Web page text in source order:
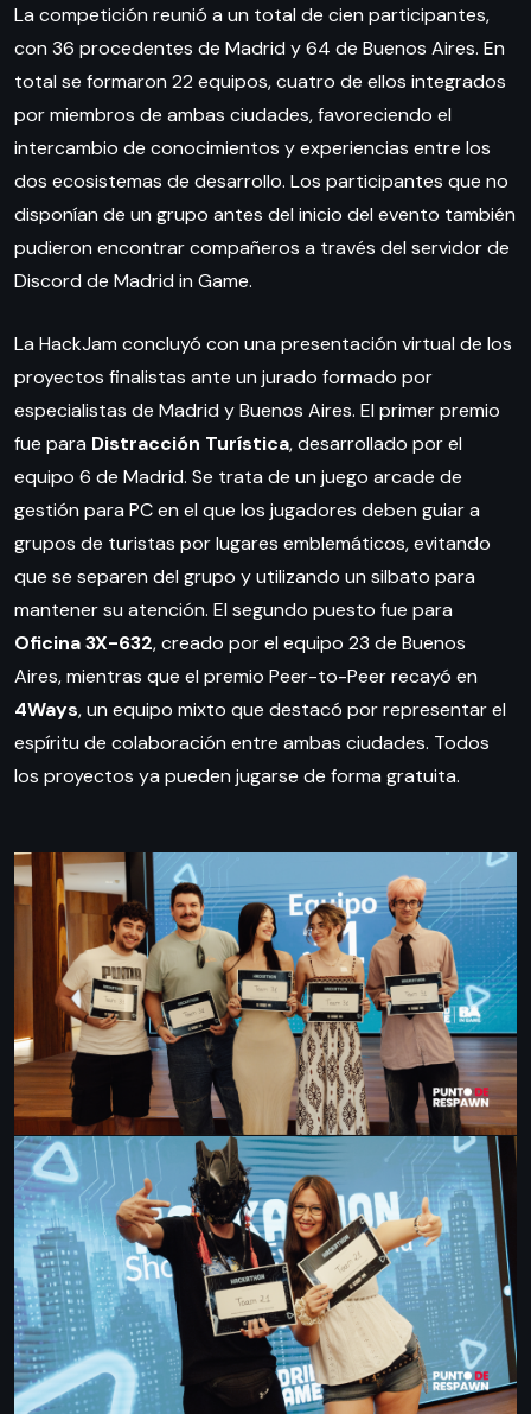
La competición reunió a un total de cien participantes,
con 36 procedentes de Madrid y 64 de Buenos Aires. En
total se formaron 22 equipos, cuatro de ellos integrados
por miembros de ambas ciudades, favoreciendo el
intercambio de conocimientos y experiencias entre los
dos ecosistemas de desarrollo. Los participantes que no
disponían de un grupo antes del inicio del evento también
pudieron encontrar compañeros a través del servidor de
Discord de Madrid in Game.
La HackJam concluyó con una presentación virtual de los
proyectos finalistas ante un jurado formado por
especialistas de Madrid y Buenos Aires. El primer premio
fue para Distracción Turística, desarrollado por el
equipo 6 de Madrid. Se trata de un juego arcade de
gestión para PC en el que los jugadores deben guiar a
grupos de turistas por lugares emblemáticos, evitando
que se separen del grupo y utilizando un silbato para
mantener su atención. El segundo puesto fue para
Oficina 3X-632, creado por el equipo 23 de Buenos
Aires, mientras que el premio Peer-to-Peer recayó en
4Ways, un equipo mixto que destacó por representar el
espíritu de colaboración entre ambas ciudades. Todos
los proyectos ya pueden jugarse de forma gratuita.